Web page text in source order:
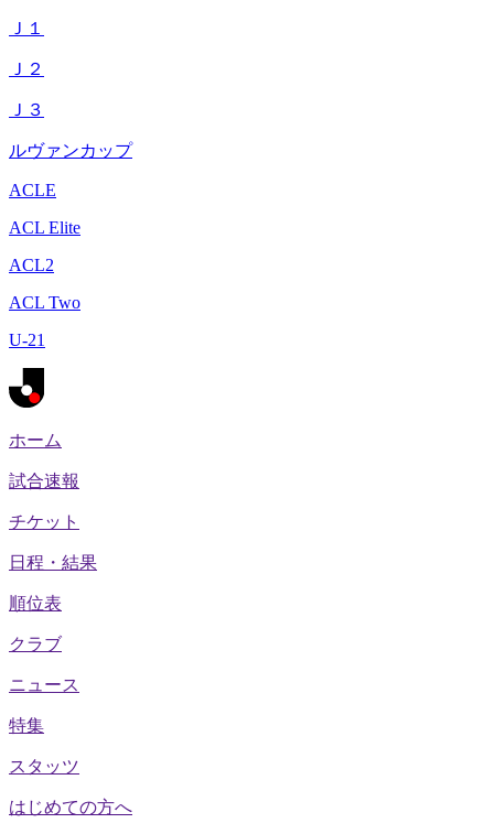
Ｊ１
Ｊ２
Ｊ３
ルヴァンカップ
ACLE
ACL Elite
ACL2
ACL Two
U-21
ホーム
試合速報
チケット
日程・結果
順位表
クラブ
ニュース
特集
スタッツ
はじめての方へ